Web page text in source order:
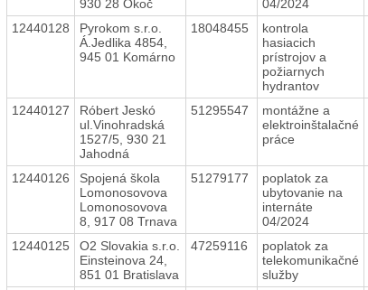
930 28 Okoč
04/2024
12440128
Pyrokom s.r.o.
Á.Jedlika 4854,
945 01 Komárno
18048455
kontrola
hasiacich
prístrojov a
požiarnych
hydrantov
12440127
Róbert Jeskó
ul.Vinohradská
1527/5, 930 21
Jahodná
51295547
montážne a
elektroinštalačné
práce
12440126
Spojená škola
Lomonosovova
Lomonosovova
8, 917 08 Trnava
51279177
poplatok za
ubytovanie na
internáte
04/2024
12440125
O2 Slovakia s.r.o.
Einsteinova 24,
851 01 Bratislava
47259116
poplatok za
telekomunikačné
služby